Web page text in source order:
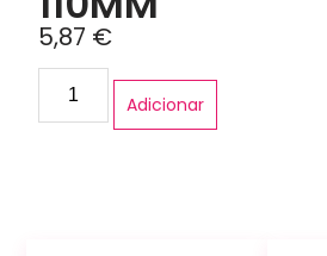
5,87 €
Adicionar